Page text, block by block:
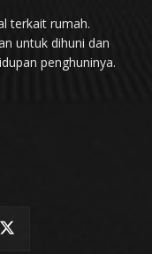
terkait rumah.
untuk dihuni dan
penghuninya.